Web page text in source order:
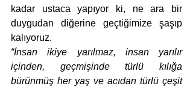
kadar ustaca yapıyor ki, ne ara bir
duygudan diğerine geçtiğimize şaşıp
kalıyoruz.
“İnsan ikiye yarılmaz, insan yarılır
içinden, geçmişinde türlü kılığa
bürünmüş her yaş ve acıdan türlü çeşit